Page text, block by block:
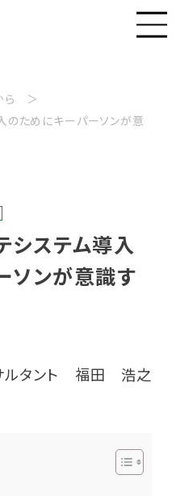
のためにキーパーソンが意
システム導入
ソンが意識す
ルタント 福田 浩之